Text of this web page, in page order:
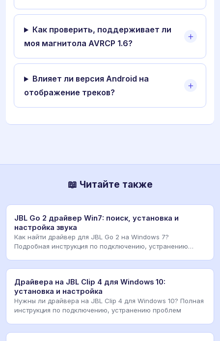
Как проверить, поддерживает ли
моя магнитола AVRCP 1.6?
Влияет ли версия Android на
отображение треков?
📖 Читайте также
JBL Go 2 драйвер Win7: поиск, установка и
настройка звука
Как найти драйвер для JBL Go 2 на Windows 7?
Подробная инструкция по подключению, устранению
Драйвера на JBL Clip 4 для Windows 10:
установка и настройка
Нужны ли драйвера на JBL Clip 4 для Windows 10? Полная
инструкция по подключению, устранению проблем